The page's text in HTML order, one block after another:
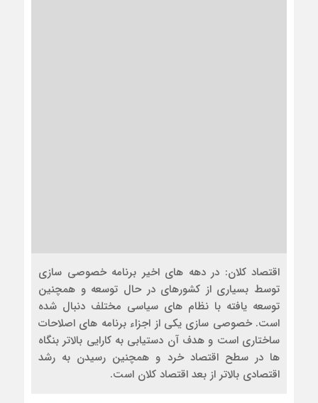
اقتصاد کلان: در دهه های اخیر برنامه خصوصی سازی
توسط بسیاری از کشورهای در حال توسعه و همچنین
توسعه یافته با نظام های سیاسی مختلف دنبال شده
است. خصوصی سازی یکی از اجزاء برنامه های اصلاحات
ساختاری است و هدف آن دستیابی به کارایی بالاتر بنگاه
ها در سطح اقتصاد خرد و همچنین رسیدن به رشد
اقتصادی بالاتر از بعد اقتصاد کلان است.